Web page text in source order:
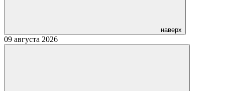
наверх
09 августа 2026